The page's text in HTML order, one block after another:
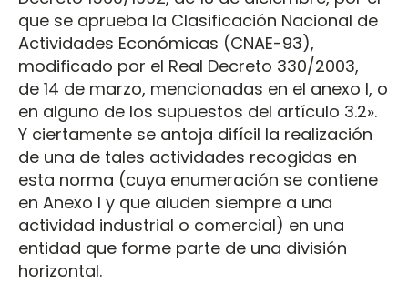
que se aprueba la Clasificación Nacional de
Actividades Económicas (CNAE-93),
modificado por el Real Decreto 330/2003,
de 14 de marzo, mencionadas en el anexo I, o
en alguno de los supuestos del artículo 3.2».
Y ciertamente se antoja difícil la realización
de una de tales actividades recogidas en
esta norma (cuya enumeración se contiene
en Anexo I y que aluden siempre a una
actividad industrial o comercial) en una
entidad que forme parte de una división
horizontal.